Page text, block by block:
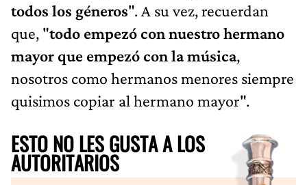
todos los géneros". A su vez, recuerdan
que, "todo empezó con nuestro hermano
mayor que empezó con la música,
nosotros como hermanos menores siempre
quisimos copiar al hermano mayor".
ESTO NO LES GUSTA A LOS
AUTORITARIOS